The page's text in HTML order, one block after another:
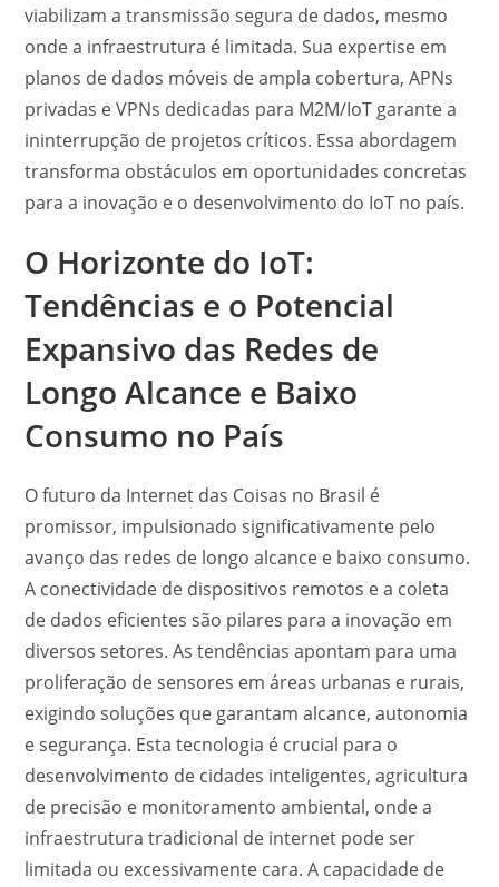
viabilizam a transmissão segura de dados, mesmo
onde a infraestrutura é limitada. Sua expertise em
planos de dados móveis de ampla cobertura, APNs
privadas e VPNs dedicadas para M2M/IoT garante a
ininterrupção de projetos críticos. Essa abordagem
transforma obstáculos em oportunidades concretas
para a inovação e o desenvolvimento do IoT no país.
O Horizonte do IoT:
Tendências e o Potencial
Expansivo das Redes de
Longo Alcance e Baixo
Consumo no País
O futuro da Internet das Coisas no Brasil é
promissor, impulsionado significativamente pelo
avanço das redes de longo alcance e baixo consumo.
A conectividade de dispositivos remotos e a coleta
de dados eficientes são pilares para a inovação em
diversos setores. As tendências apontam para uma
proliferação de sensores em áreas urbanas e rurais,
exigindo soluções que garantam alcance, autonomia
e segurança. Esta tecnologia é crucial para o
desenvolvimento de cidades inteligentes, agricultura
de precisão e monitoramento ambiental, onde a
infraestrutura tradicional de internet pode ser
limitada ou excessivamente cara. A capacidade de